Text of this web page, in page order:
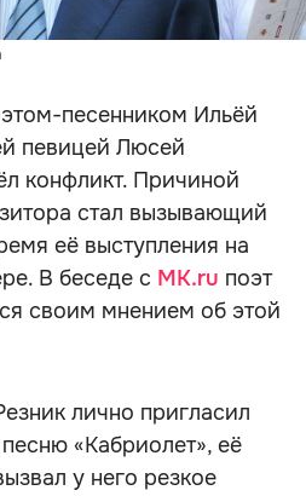
песенником Ильёй
певицей Люсей
конфликт. Причиной
стал вызывающий
её выступления на
В беседе с MK.ru поэт
своим мнением об этой
лично пригласил
«Кабриолет», её
у него резкое